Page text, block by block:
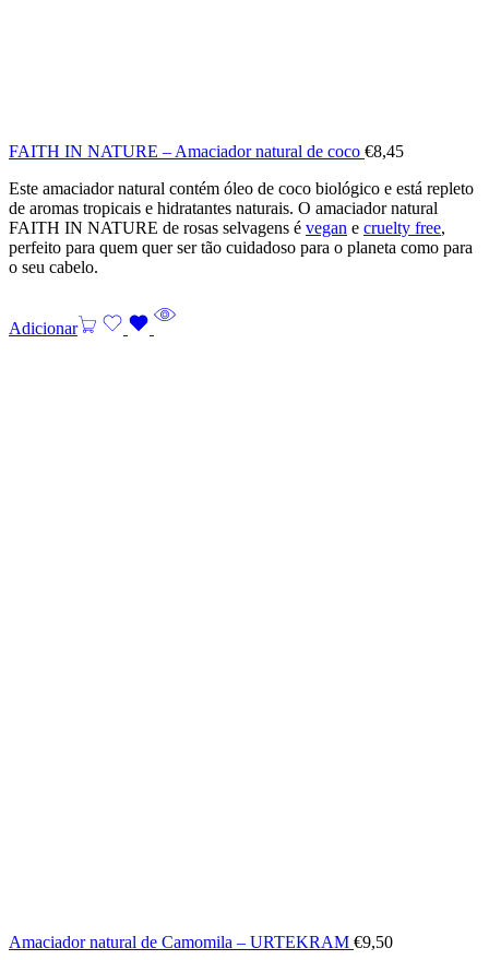
FAITH IN NATURE – Amaciador natural de coco €8,45
Este amaciador natural contém óleo de coco biológico e está repleto
de aromas tropicais e hidratantes naturais. O amaciador natural
FAITH IN NATURE de rosas selvagens é vegan e cruelty free,
perfeito para quem quer ser tão cuidadoso para o planeta como para
o seu cabelo.
Adicionar
Amaciador natural de Camomila – URTEKRAM €9,50